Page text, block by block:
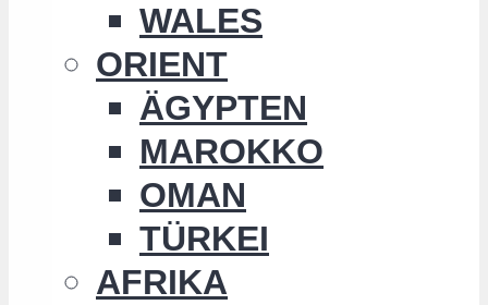
WALES
ORIENT
ÄGYPTEN
MAROKKO
OMAN
TÜRKEI
AFRIKA